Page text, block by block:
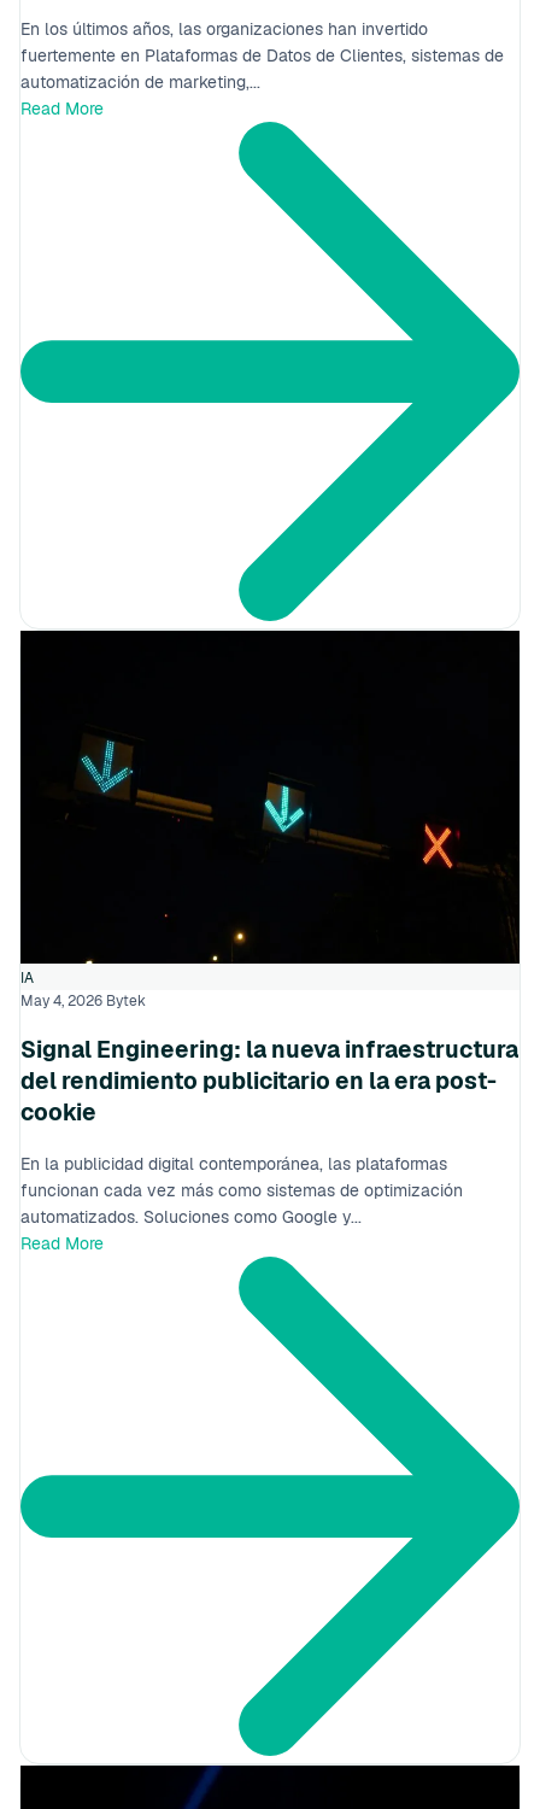
En los últimos años, las organizaciones han invertido
fuertemente en Plataformas de Datos de Clientes, sistemas de
automatización de marketing,...
Read More
IA
May 4, 2026 Bytek
Signal Engineering: la nueva infraestructura
del rendimiento publicitario en la era post-
cookie
En la publicidad digital contemporánea, las plataformas
funcionan cada vez más como sistemas de optimización
automatizados. Soluciones como Google y...
Read More